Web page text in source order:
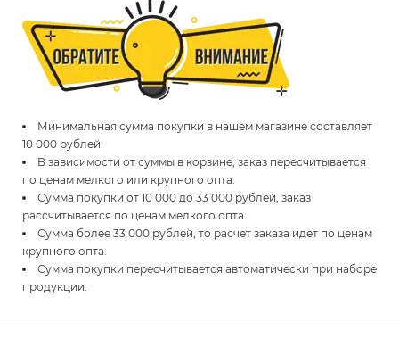
Минимальная сумма покупки в нашем магазине составляет
10 000 рублей.
В зависимости от суммы в корзине, заказ пересчитывается
по ценам мелкого или крупного опта.
Сумма покупки от 10 000 до 33 000 рублей, заказ
рассчитывается по ценам мелкого опта.
Сумма более 33 000 рублей, то расчет заказа идет по ценам
крупного опта.
Сумма покупки пересчитывается автоматически при наборе
продукции.